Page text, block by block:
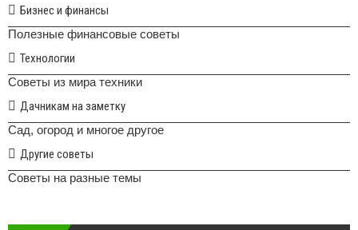
Бизнес и финансы
Полезные финансовые советы
Технологии
Советы из мира техники
Дачникам на заметку
Сад, огород и многое другое
Другие советы
Советы на разные темы